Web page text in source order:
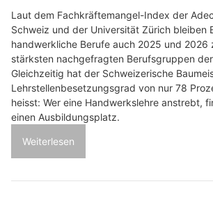
Laut dem Fachkräftemangel-Index der
Schweiz und der Universität Zürich bleiben
handwerkliche Berufe auch 2025 und 2026
stärksten nachgefragten Berufsgruppen
Gleichzeitig hat der Schweizerische
Lehrstellenbesetzungsgrad von nur 78
heisst: Wer eine Handwerkslehre anstrebt,
einen Ausbildungsplatz.
Weiterlesen